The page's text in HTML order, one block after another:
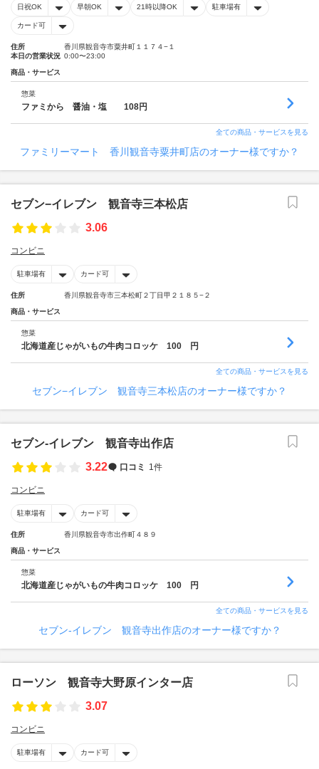
日祝OK 早朝OK 21時以降OK 駐車場有
カード可
住所
香川県観音寺市粟井町１１７４−１
本日の営業状況 0:00〜23:00
商品・サービス
惣菜
ファミから 醤油・塩 108円
全ての商品・サービスを見る
ファミリーマート 香川観音寺粟井町店のオーナー様ですか？
セブン−イレブン 観音寺三本松店
3.06
コンビニ
駐車場有 カード可
住所 香川県観音寺市三本松町２丁目甲２１８５−２
商品・サービス
惣菜
北海道産じゃがいもの牛肉コロッケ 100 円
全ての商品・サービスを見る
セブン−イレブン 観音寺三本松店のオーナー様ですか？
セブン‐イレブン 観音寺出作店
3.22
口コミ 1件
コンビニ
駐車場有 カード可
住所 香川県観音寺市出作町４８９
商品・サービス
惣菜
北海道産じゃがいもの牛肉コロッケ 100 円
全ての商品・サービスを見る
セブン‐イレブン 観音寺出作店のオーナー様ですか？
ローソン 観音寺大野原インター店
3.07
コンビニ
駐車場有 カード可